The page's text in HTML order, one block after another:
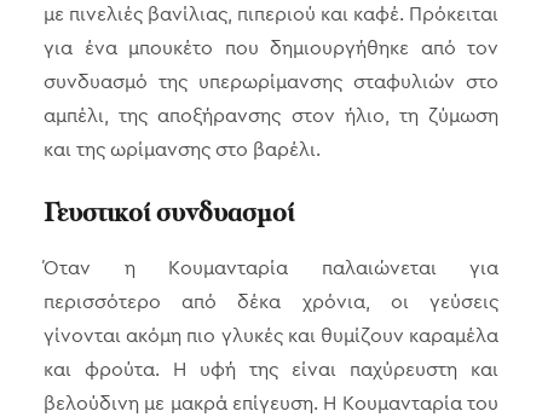
με πινελιές βανίλιας, πιπεριού και καφέ. Πρόκειται
για ένα μπουκέτο που δημιουργήθηκε από τον
συνδυασμό της υπερωρίμανσης σταφυλιών στο
αμπέλι, της αποξήρανσης στον ήλιο, τη ζύμωση
και της ωρίμανσης στο βαρέλι.
Γευστικοί συνδυασμοί
Όταν η Κουμανταρία παλαιώνεται για
περισσότερο από δέκα χρόνια, οι γεύσεις
γίνονται ακόμη πιο γλυκές και θυμίζουν καραμέλα
και φρούτα. Η υφή της είναι παχύρευστη και
βελούδινη με μακρά επίγευση. Η Κουμανταρία του